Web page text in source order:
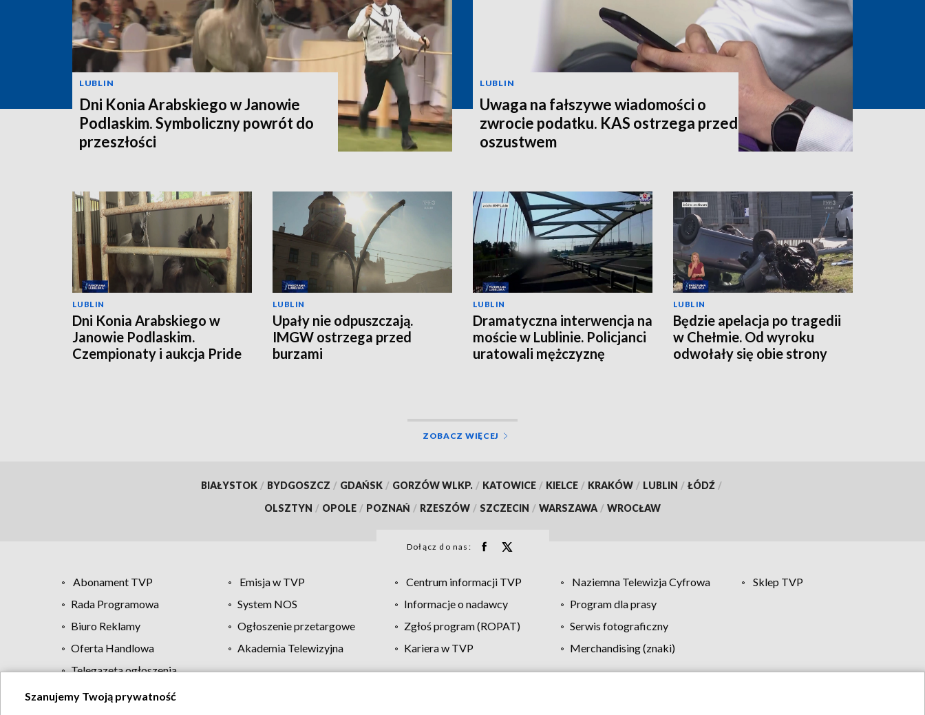
LUBLIN
Dni Konia Arabskiego w Janowie
Podlaskim. Symboliczny powrót do
przeszłości
LUBLIN
Uwaga na fałszywe wiadomości o
zwrocie podatku. KAS ostrzega przed
oszustwem
LUBLIN
Dni Konia Arabskiego w
Janowie Podlaskim.
Czempionaty i aukcja Pride
LUBLIN
Upały nie odpuszczają.
IMGW ostrzega przed
burzami
LUBLIN
Dramatyczna interwencja na
moście w Lublinie. Policjanci
uratowali mężczyznę
LUBLIN
Będzie apelacja po tragedii
w Chełmie. Od wyroku
odwołały się obie strony
ZOBACZ WIĘCEJ
BIAŁYSTOK / BYDGOSZCZ / GDAŃSK / GORZÓW WLKP. / KATOWICE / KIELCE / KRAKÓW / LUBLIN / ŁÓDŹ /
OLSZTYN / OPOLE / POZNAŃ / RZESZÓW / SZCZECIN / WARSZAWA / WROCŁAW
Dołącz do nas:
Abonament TVP Emisja w TVP Centrum informacji TVP Naziemna Telewizja Cyfrowa
Sklep TVP
Rada Programowa
System NOS Informacje o nadawcy
Program dla prasy
Biuro Reklamy
Ogłoszenie przetargowe Zgłoś program (ROPAT)
Serwis fotograficzny
Oferta Handlowa
Akademia Telewizyjna Kariera w TVP
Merchandising (znaki)
Telegazeta ogłoszenia
Szanujemy Twoją prywatność